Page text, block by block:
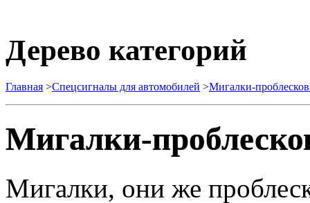
Дерево категорий
Главная >Спецсигналы для автомобилей >Мигалки-
Мигалки-
Мигалки, они же